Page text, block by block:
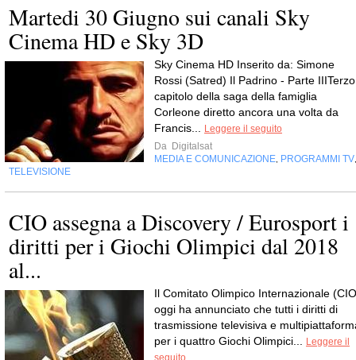
Martedi 30 Giugno sui canali Sky
Cinema HD e Sky 3D
Sky Cinema HD Inserito da: Simone
Rossi (Satred) Il Padrino - Parte IIITerzo
capitolo della saga della famiglia
Corleone diretto ancora una volta da
Francis...
Leggere il seguito
Da Digitalsat
MEDIA E COMUNICAZIONE PROGRAMMI TV
TELEVISIONE
CIO assegna a Discovery / Eurosport i
diritti per i Giochi Olimpici dal 2018
al...
Il Comitato Olimpico Internazionale
oggi ha annunciato che tutti i diritti di
trasmissione televisiva e
per i quattro Giochi Olimpici...
Leggere il
seguito